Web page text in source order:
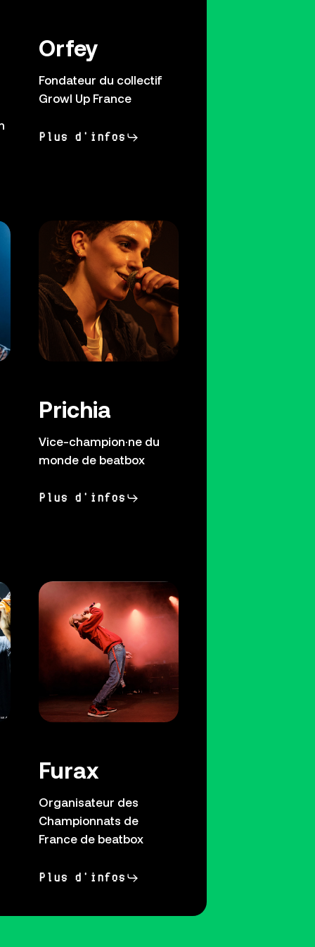
Orfey
Fondateur du collectif
Growl Up France
Plus d'infos
Prichia
Vice-champion·ne du
monde de beatbox
Plus d'infos
Furax
Organisateur des
Championnats de
France de beatbox
Plus d'infos